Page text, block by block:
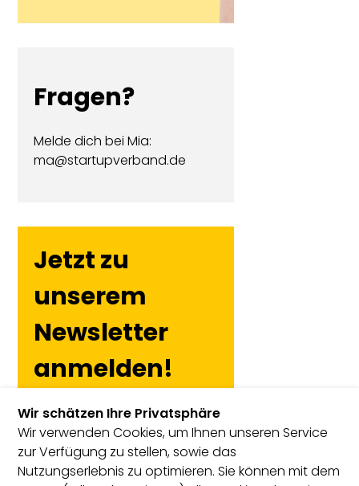
Fragen?
Melde dich bei Mia:
ma@startupverband.de
Jetzt zu
unserem
Newsletter
anmelden!
Wir schätzen Ihre Privatsphäre
Wir verwenden Cookies, um Ihnen unseren Service
zur Verfügung zu stellen, sowie das
Nutzungserlebnis zu optimieren. Sie können mit dem